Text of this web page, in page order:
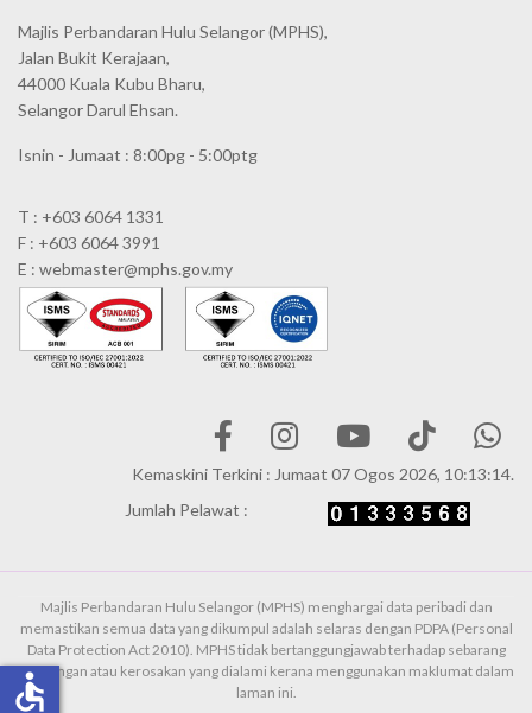
Majlis Perbandaran Hulu Selangor (MPHS),
Jalan Bukit Kerajaan,
44000 Kuala Kubu Bharu,
Selangor Darul Ehsan.
Isnin - Jumaat : 8:00pg - 5:00ptg
T : +603 6064 1331
F : +603 6064 3991
E : webmaster@mphs.gov.my
Kemaskini Terkini : Jumaat 07 Ogos 2026, 10:13:14.
Jumlah Pelawat :
Majlis Perbandaran Hulu Selangor (MPHS) menghargai data peribadi dan
memastikan semua data yang dikumpul adalah selaras dengan PDPA (Personal
Data Protection Act 2010). MPHS tidak bertanggungjawab terhadap sebarang
kehilangan atau kerosakan yang dialami kerana menggunakan maklumat dalam
laman ini.
accessible